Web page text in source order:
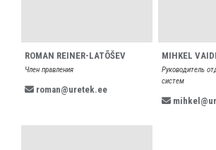
ROMAN REINER-LATÕŠEV
Член правления
roman@uretek.ee
MIHKEL
Pуководитель
систем